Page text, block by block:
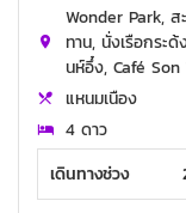
Wonder Park,
ทาน, นั่งเรือกระ
นห์อึ๋ง, Café
แหนมเนือง
4 ดาว
เดินทางช่วง